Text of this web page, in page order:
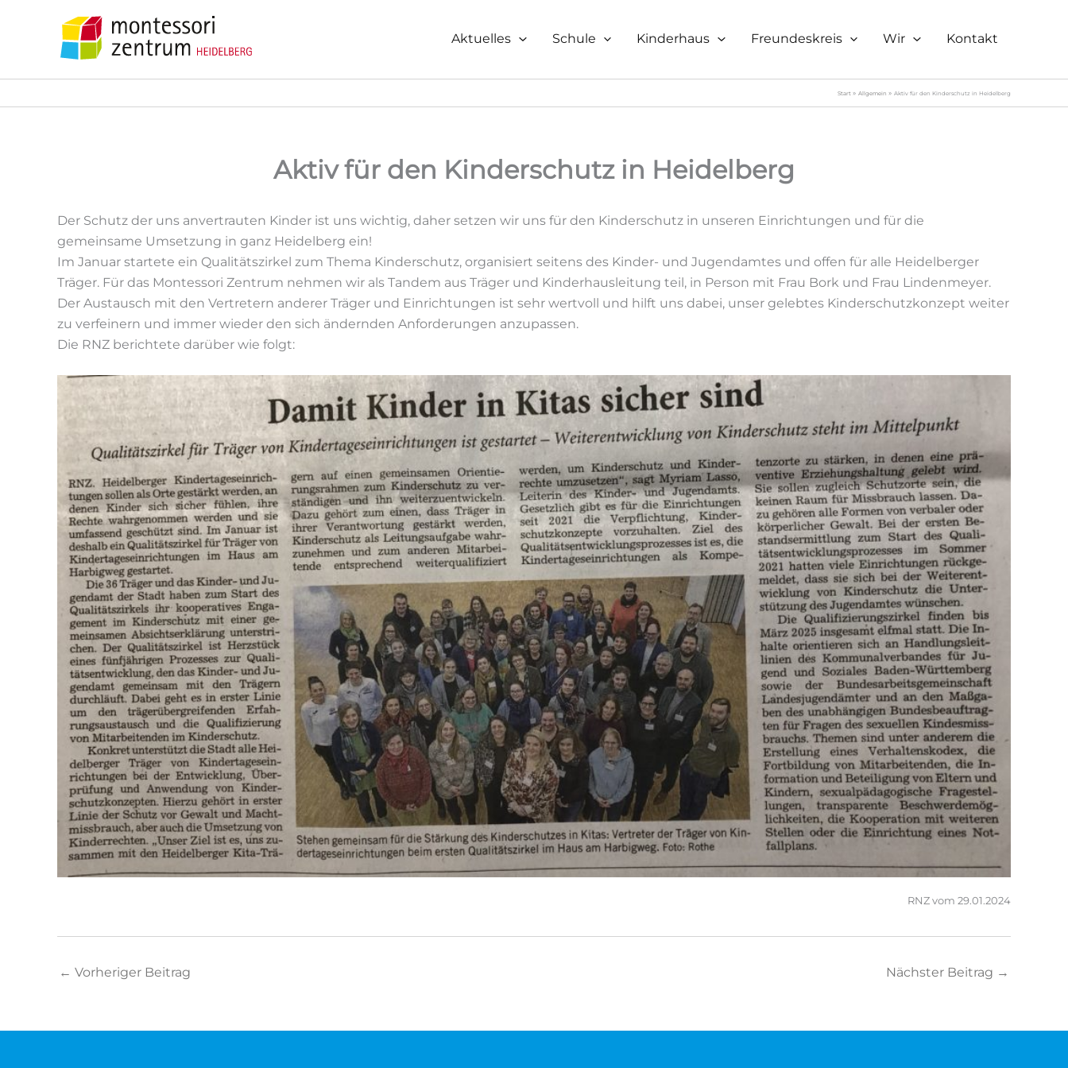
Aktuelles Schule Kinderhaus Freundeskreis Wir Kontakt
Start Allgemein Aktiv für den Kinderschutz in Heidelberg
Aktiv für den Kinderschutz in Heidelberg
Der Schutz der uns anvertrauten Kinder ist uns wichtig, daher setzen wir uns für den Kinderschutz in unseren Einrichtungen und für die
gemeinsame Umsetzung in ganz Heidelberg ein!
Im Januar startete ein Qualitätszirkel zum Thema Kinderschutz, organisiert seitens des Kinder- und Jugendamtes und offen für alle Heidelberger
Träger. Für das Montessori Zentrum nehmen wir als Tandem aus Träger und Kinderhausleitung teil, in Person mit Frau Bork und Frau Lindenmeyer.
Der Austausch mit den Vertretern anderer Träger und Einrichtungen ist sehr wertvoll und hilft uns dabei, unser gelebtes Kinderschutzkonzept weiter
zu verfeinern und immer wieder den sich ändernden Anforderungen anzupassen.
Die RNZ berichtete darüber wie folgt:
RNZ vom 29.01.2024
← Vorheriger Beitrag Nächster Beitrag →